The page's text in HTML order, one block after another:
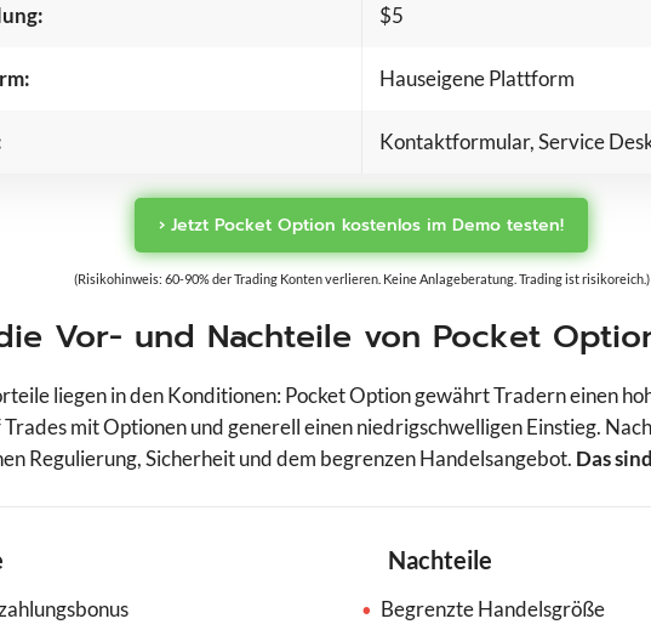
Degiro
FOREX.com
JFD Brokers
LYNX
Markets.com
PrimeXBT
PU Prime
Sparkassen Broker
StarTrader
Targobank
TegasFX
TMGM
Trade Republic
$5
Hauseigene Plattform
Kontaktformular, Service
› Jetzt Pocket Option kostenlos im Demo testen!
(Risikohinweis: 60-90% der Trading Konten verlieren. Keine Anlageberatung. Trading ist risikoreich.)
Vor- und Nachteile von Pocket
liegen in den Konditionen: Pocket Option gewährt Tradern einen
mit Optionen und generell einen niedrigschwelligen Einstieg.
Regulierung, Sicherheit und dem begrenzen Handelsangebot. Das
Nachteile
Begrenzte Handelsgröße